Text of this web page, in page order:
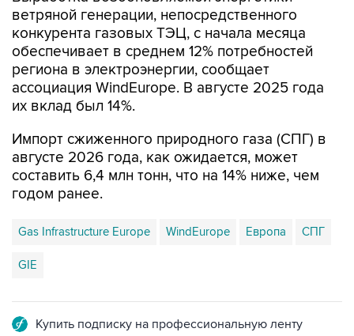
обеспечивает в среднем 12% потребностей
региона в электроэнергии, сообщает
ассоциация WindEurope. В августе 2025 года
их вклад был 14%.
Импорт сжиженного природного газа (СПГ) в
составить 6,4 млн тонн, что на 14% ниже, чем
годом ранее.
Gas Infrastructure Europe
GIE
Подписаться на рассылку главных новостей сайта